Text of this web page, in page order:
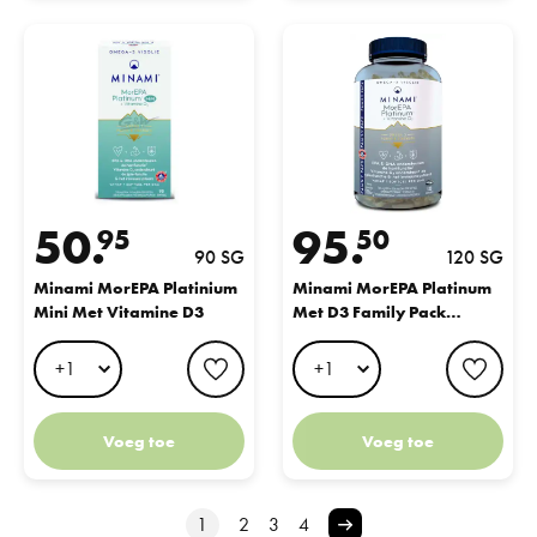
Minami MorEPA Platinium Mini Met Vitamine D3
50.
95 90 SG
Minami MorEPA Platinium
Mini Met Vitamine D3
favorite button
Voeg toe
Minami MorEPA Platinum Met
95.50 120 SG
Minami MorEPA Platinum
Met D3 Family Pack
Softgels
Voeg toe
1 2 3 4